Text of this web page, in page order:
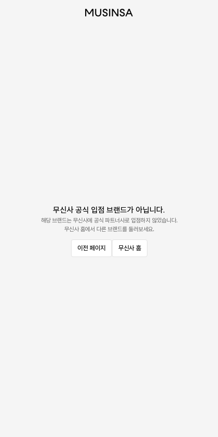
무신사 공식 입점 브랜드가 아닙니다.
해당 브랜드는 무신사에 공식 파트너사로 입점하지 않았습니다.
무신사 홈에서 다른 브랜드를 둘러보세요.
이전 페이지 무신사 홈